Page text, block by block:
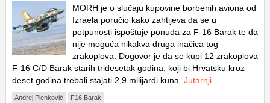
MORH je o slučaju kupovine borbenih aviona od
Izraela poručio kako zahtijeva da se u
potpunosti ispoštuje ponuda za F-16 Barak te da
nije moguća nikakva druga inačica tog
zrakoplova. Dogovor je da se kupi 12 zrakoplova
F-16 C/D Barak starih tridesetak godina, koji bi Hrvatsku kroz
deset godina trebali stajati 2,9 milijardi kuna. Jutarnji
Andrej Plenković F16 Barak